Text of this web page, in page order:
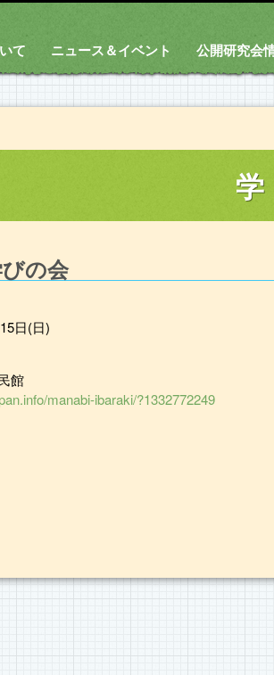
て ニュース＆イベント 公開研究会
の会
日(日)
館
manabi-ibaraki/?1332772249